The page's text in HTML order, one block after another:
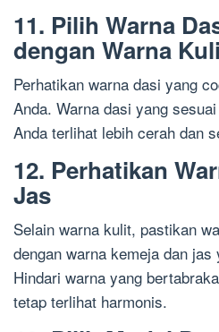
11. Pilih Warna
dengan Warna
Perhatikan warna dasi yang
Anda. Warna dasi yang
Anda terlihat lebih cerah dan
12. Perhatikan
Jas
Selain warna kulit, pastikan
dengan warna kemeja dan jas
Hindari warna yang
tetap terlihat harmonis.